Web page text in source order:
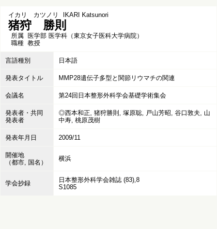
イカリ カツノリ IKARI Katsunori
猪狩 勝則
所属 医学部 医学科（東京女子医科大学病院）
職種 教授
言語種別 日本語
発表タイトル MMP28遺伝子多型と関節リウマチの関連
会議名 第24回日本整形外科学会基礎学術集会
発表者・共同
発表者
◎西本和正, 猪狩勝則, 塚原聡, 戸山芳昭, 谷口敦夫, 山
中寿, 桃原茂樹
発表年月日 2009/11
開催地
（都市, 国名）
横浜
学会抄録
日本整形外科学会雑誌 (83),8
S1085